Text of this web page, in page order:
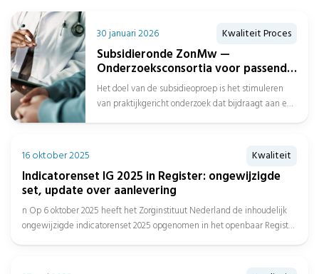
30 januari 2026 Kwaliteit Proces
Subsidieronde ZonMw —
Onderzoeksconsortia voor passend
zorgaanbod over de gehele
zorgketen
Het doel van de subsidieoproep is het stimuleren
van praktijkgericht onderzoek dat bijdraagt aan een
16 oktober 2025 Kwaliteit
Indicatorenset IG 2025 in Register: ongewijzigde
set, update over aanlevering
n Op 6 oktober 2025 heeft het Zorginstituut Nederland de inhoudelijk
ongewijzigde indicatorenset 2025 opgenomen in het openbaar Register